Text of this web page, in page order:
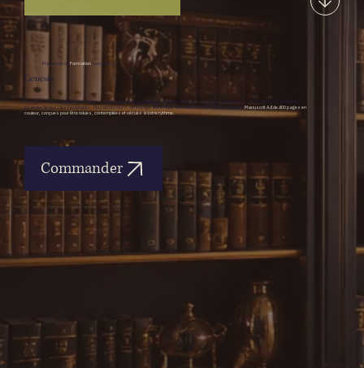
Manuscrit deFormation | Gene Keys
Genesis
Ce manuscrit vous guide pas à pas — de l'Ombre au Don, du Don au Siddhi — à travers une exploration dense, structurée et profondément
incarnée de vos Clés Génétiques. Plus qu'un cours : un voyage alchimique au cœur de votre ADN énergétique. Manuscrit A4 de 400 pages en
couleur, conçues pour être relues, contemplées et vécues à votre rythme.
Commander